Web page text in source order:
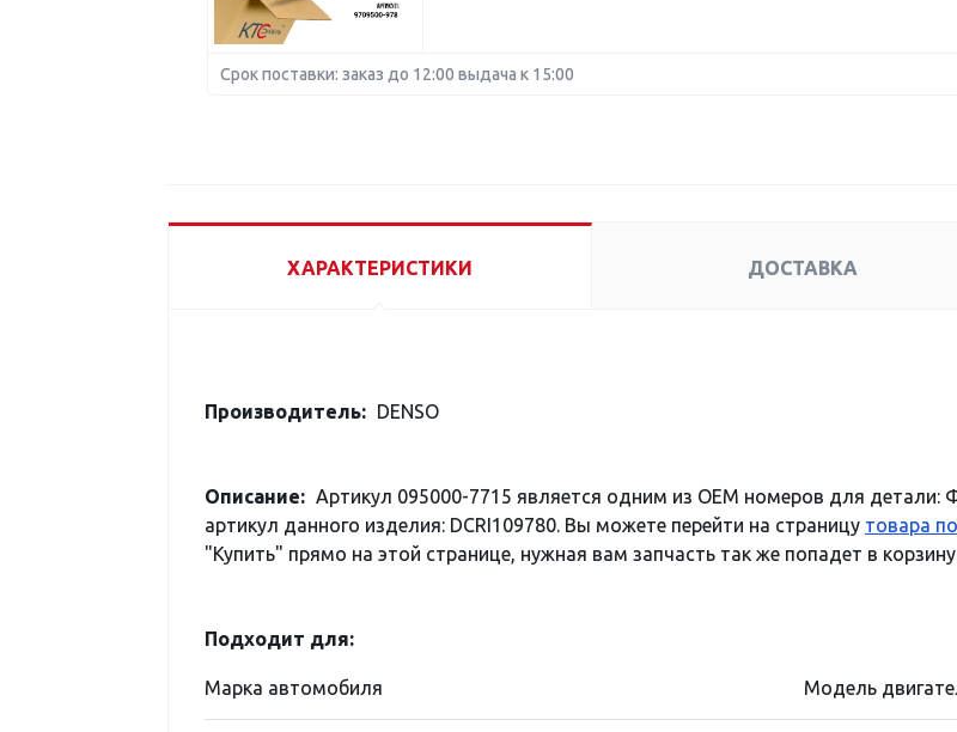
Срок поставки: заказ до 12:00 выдача к 15:00
ХАРАКТЕРИСТИКИ ДОСТАВКА
Производитель: DENSO
Описание: Артикул 095000-7715 является одним из OEM номеров для
артикул данного изделия: DCRI109780. Вы можете перейти на страницу товара
"Купить" прямо на этой странице, нужная вам запчасть так же попадет в
Подходит для:
Марка автомобиля Модель